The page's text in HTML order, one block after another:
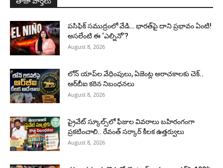
పసిఫిక్ సముద్రంలో వేడి… భారత్‌పై దాని ప్రభావం ఏంటి!
అసలేంటి ఈ ‘ఎల్నినో’?
August 8, 2026
లోన్ యాప్‌ల వేధింపులు, ఏజెంట్ల అరాచకాలకు చెక్..
ఆర్‌బీఐ కఠిన నిబంధనలు
August 8, 2026
ప్రైవేట్ స్కూల్స్‌లో ఫీజుల వివరాలు బహిరంగంగా
ప్రకటించాలి.. రేవంత్ సర్కార్ కీలక ఉత్తర్వులు
August 8, 2026